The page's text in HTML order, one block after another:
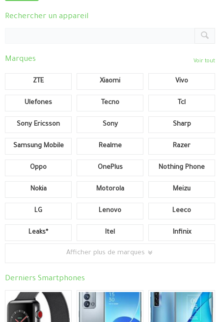
Rechercher un appareil
Marques Voir tout
ZTE Xiaomi Vivo
Ulefones Tecno Tcl
Sony Ericsson Sony Sharp
Samsung Mobile Realme Razer
Oppo OnePlus Nothing Phone
Nokia Motorola Meizu
LG Lenovo Leeco
Leaks* Itel Infinix
Afficher plus de marques
Derniers Smartphones